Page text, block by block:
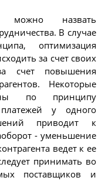
можно назвать
В случае
оптимизация
за счет своих
счет повышения
Некоторые
по принципу
у одного
приводит к
- уменьшение
ведет к ее
принимать во
поставщиков и